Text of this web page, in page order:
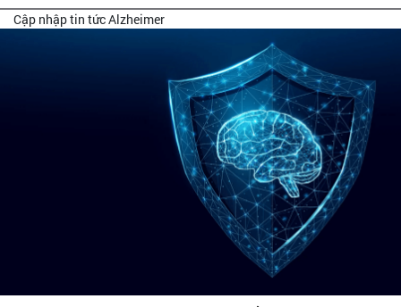
Cập nhập tin tức Alzheimer